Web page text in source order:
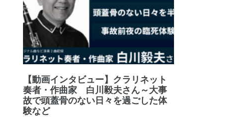
【動画インタビュー】クラリネット
奏者・作曲家 白川毅夫さん～大事
故で頭蓋骨のない日々を過ごした体
験など